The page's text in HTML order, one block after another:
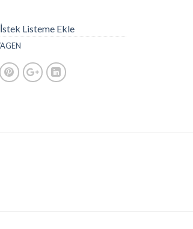
İstek Listeme Ekle